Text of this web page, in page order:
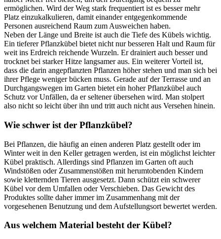
ermöglichen. Wird der Weg stark frequentiert ist es besser mehr
Platz einzukalkulieren, damit einander entgegenkommende
Personen ausreichend Raum zum Ausweichen haben.
Neben der Länge und Breite ist auch die Tiefe des Kübels wichtig.
Ein tieferer Pflanzkübel bietet nicht nur besseren Halt und Raum für
weit ins Erdreich reichende Wurzeln. Er drainiert auch besser und
trocknet bei starker Hitze langsamer aus. Ein weiterer Vorteil ist,
dass die darin angepflanzten Pflanzen höher stehen und man sich bei
ihrer Pflege weniger bücken muss. Gerade auf der Terrasse und an
Durchgangswegen im Garten bietet ein hoher Pflanzkübel auch
Schutz vor Unfällen, da er seltener übersehen wird. Man stolpert
also nicht so leicht über ihn und tritt auch nicht aus Versehen hinein.
Wie schwer ist der Pflanzkübel?
Bei Pflanzen, die häufig an einen anderen Platz gestellt oder im
Winter weit in den Keller getragen werden, ist ein möglichst leichter
Kübel praktisch. Allerdings sind Pflanzen im Garten oft auch
Windstößen oder Zusammenstößen mit herumtobenden Kindern
sowie kletternden Tieren ausgesetzt. Dann schützt ein schwerer
Kübel vor dem Umfallen oder Verschieben. Das Gewicht des
Produktes sollte daher immer im Zusammenhang mit der
vorgesehenen Benutzung und dem Aufstellungsort bewertet werden.
Aus welchem Material besteht der Kübel?